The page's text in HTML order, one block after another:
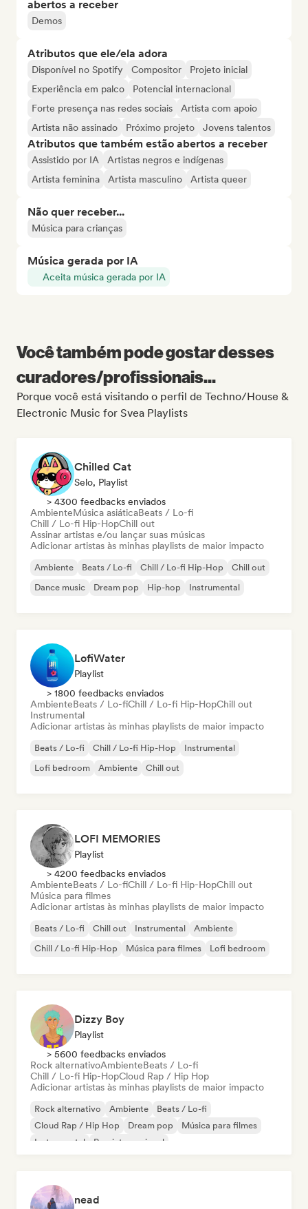
abertos a receber
Demos
Atributos que ele/ela adora
Disponível no Spotify Compositor
Projeto inicial
Experiência em palco
Potencial internacional
Forte presença nas redes sociais
Artista com apoio
Artista não assinado
Próximo projeto Jovens talentos
Atributos que também estão abertos a receber
Assistido por IA
Artistas negros e indígenas
Artista feminina
Artista masculino Artista queer
Não quer receber...
Música para crianças
Música gerada por IA
Aceita música gerada por IA
Você também pode gostar desses
curadores/profissionais...
Porque você está visitando o perfil de Techno/House &
Electronic Music for Svea Playlists
Chilled Cat
Selo, Playlist
> 4300 feedbacks enviados
AmbienteMúsica asiáticaBeats / Lo-fi
Chill / Lo-fi Hip-HopChill out
Assinar artistas e/ou lançar suas músicas
Adicionar artistas às minhas playlists de maior impacto
Ambiente Beats / Lo-fi Chill / Lo-fi Hip-Hop
Chill out
Dance music
Dream pop Hip-hop Instrumental
LofiWater
Playlist
> 1800 feedbacks enviados
AmbienteBeats / Lo-fiChill / Lo-fi Hip-HopChill out
Instrumental
Adicionar artistas às minhas playlists de maior impacto
Beats / Lo-fi Chill / Lo-fi Hip-Hop
Instrumental
Lofi bedroom
Ambiente Chill out
LOFI MEMORIES
Playlist
> 4200 feedbacks enviados
AmbienteBeats / Lo-fiChill / Lo-fi Hip-HopChill out
Música para filmes
Adicionar artistas às minhas playlists de maior impacto
Beats / Lo-fi Chill out Instrumental
Ambiente
Chill / Lo-fi Hip-Hop
Música para filmes Lofi bedroom
Dizzy Boy
Playlist
> 5600 feedbacks enviados
Rock alternativoAmbienteBeats / Lo-fi
Chill / Lo-fi Hip-HopCloud Rap / Hip Hop
Adicionar artistas às minhas playlists de maior impacto
Rock alternativo Ambiente
Beats / Lo-fi
Cloud Rap / Hip Hop
Dream pop
Música para filmes
Instrumental
Pop internacional
nead